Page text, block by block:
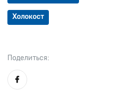
Холокост
Поделиться: